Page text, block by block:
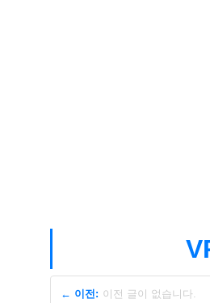
← 이전: 이전 글이 없습니다.